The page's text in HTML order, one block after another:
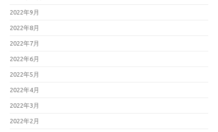
2022年9月
2022年8月
2022年7月
2022年6月
2022年5月
2022年4月
2022年3月
2022年2月